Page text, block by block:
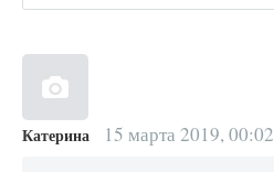
Катерина 15 марта 2019, 00:02